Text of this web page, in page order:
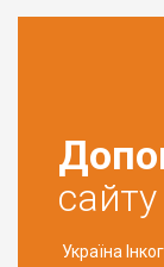
сайту
Україна